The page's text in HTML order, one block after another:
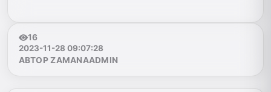
16
2023-11-28 09:07:28
АВТОР ZAMANAADMIN